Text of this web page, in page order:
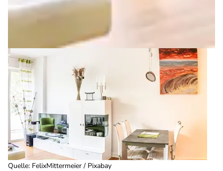
Quelle: FelixMittermeier / Pixabay